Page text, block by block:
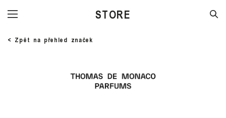
STORE
< Zpět na přehled značek